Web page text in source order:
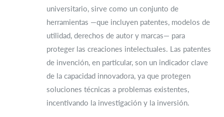
universitario, sirve como un conjunto de
herramientas —que incluyen patentes, modelos de
utilidad, derechos de autor y marcas— para
proteger las creaciones intelectuales. Las patentes
de invención, en particular, son un indicador clave
de la capacidad innovadora, ya que protegen
soluciones técnicas a problemas existentes,
incentivando la investigación y la inversión.